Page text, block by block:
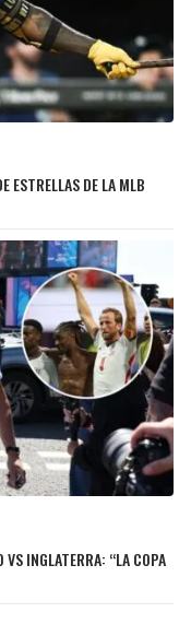
ESTRELLAS DE LA MLB
VS INGLATERRA: “LA COPA